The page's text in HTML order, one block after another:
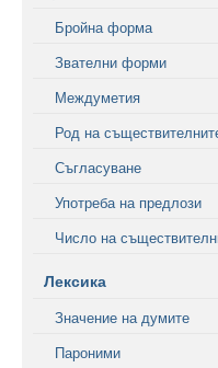
Бройна форма
Звателни форми
Междуметия
Род на
Съгласуване
Употреба на предлози
Число на
Лексика
Значение на думите
Пароними